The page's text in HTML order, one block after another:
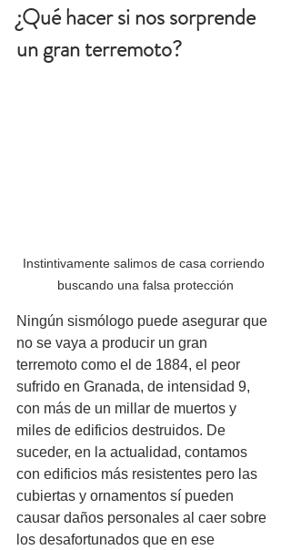
¿Qué hacer si nos sorprende
un gran terremoto?
Instintivamente salimos de casa corriendo
buscando una falsa protección
Ningún sismólogo puede asegurar que
no se vaya a producir un gran
terremoto como el de 1884, el peor
sufrido en Granada, de intensidad 9,
con más de un millar de muertos y
miles de edificios destruidos. De
suceder, en la actualidad, contamos
con edificios más resistentes pero las
cubiertas y ornamentos sí pueden
causar daños personales al caer sobre
los desafortunados que en ese